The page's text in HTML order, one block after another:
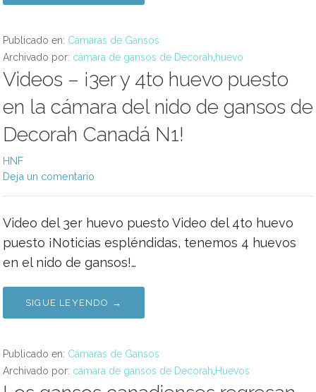
Publicado en: Cámaras de Gansos
Archivado por: cámara de gansos de Decorah huevo
Videos – ¡3er y 4to huevo puesto
en la cámara del nido de gansos de
Decorah Canadá N1!
HNF
Deja un comentario
Video del 3er huevo puesto Video del 4to huevo
puesto ¡Noticias espléndidas, tenemos 4 huevos
en el nido de gansos!…
SIGUE LEYENDO →
Publicado en: Cámaras de Gansos
Archivado por: cámara de gansos de Decorah Huevos